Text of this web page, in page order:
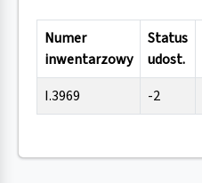
Numer
inwentarzowy
Status
udost.
I.3969
-2